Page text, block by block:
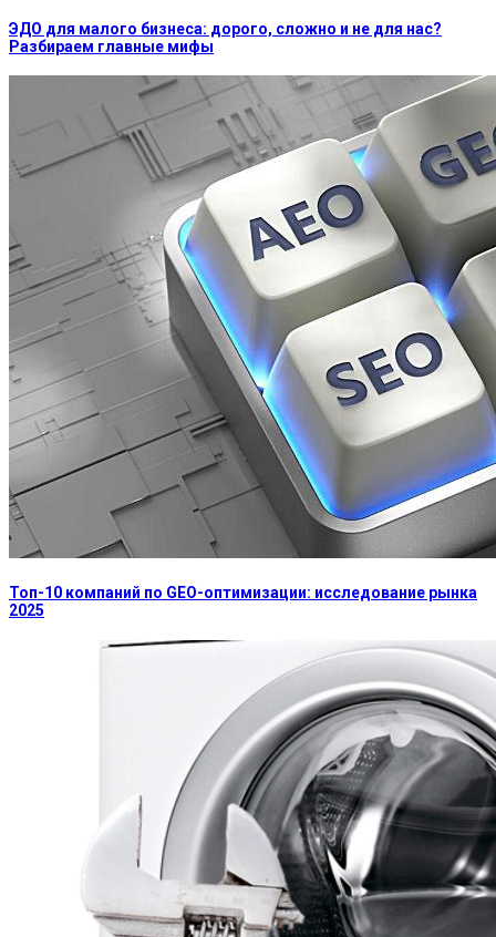
ЭДО для малого бизнеса: дорого, сложно и не для нас?
Разбираем главные мифы
Топ-10 компаний по GEO-оптимизации: исследование рынка
2025